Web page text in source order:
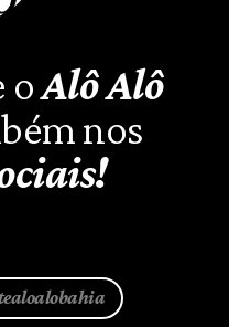
oAlô Alô
nos